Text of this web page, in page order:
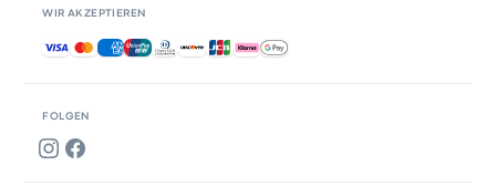
FOLGEN
WIR AKZEPTIEREN
Akzeptierte Zahlungsmethoden